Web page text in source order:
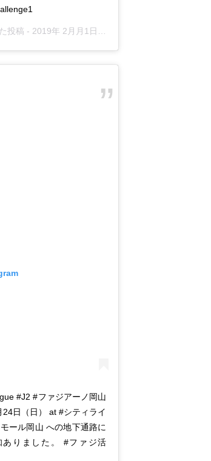
投稿 - 2019年 2月月1日午後11時28分PST
#J2 #ファジアーノ岡山
日（日） at #シティライ
ール岡山 への地下通路に
りました。 #ファジ活